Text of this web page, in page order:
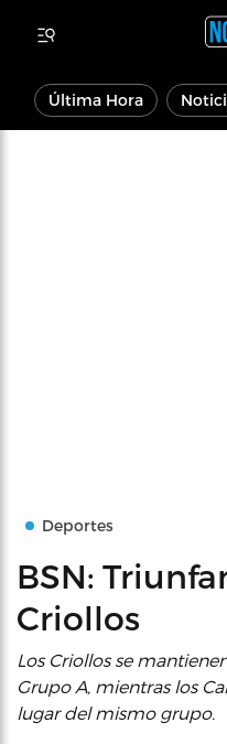
Última Hora
Deportes
BSN:
Criollos
Los Criollos se
Grupo A, mientras los
lugar del mismo grupo.